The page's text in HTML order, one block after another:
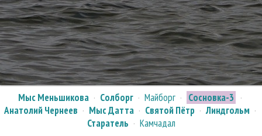
Мыс Меньшикова· Солборг· Майборг· Сосновка-3 ·
Анатолий Чернеев · Мыс Датта· Святой Пётр · Линдгольм ·
Старатель · Камчадал